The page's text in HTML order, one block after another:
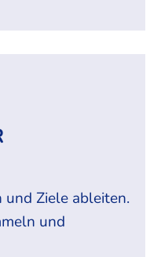
und Ziele ableiten.
und